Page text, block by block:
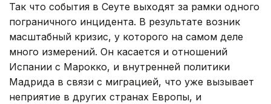
Так что события в Сеуте выходят за рамки одного
пограничного инцидента. В результате возник
масштабный кризис, у которого на самом деле
много измерений. Он касается и отношений
Испании с Марокко, и внутренней политики
Мадрида в связи с миграцией, что уже вызывает
неприятие в других странах Европы, и